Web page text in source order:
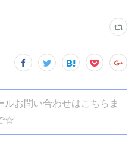
お問い合わせはこちらま
☆